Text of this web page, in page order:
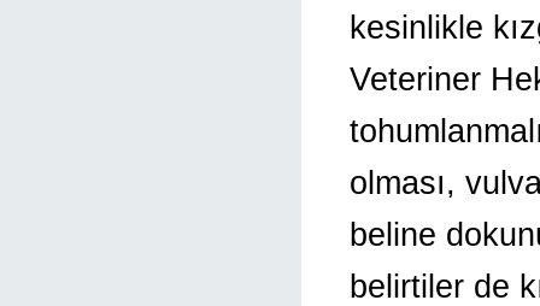
kesinlikle
Veteriner
olması,
beline
belirtiler de